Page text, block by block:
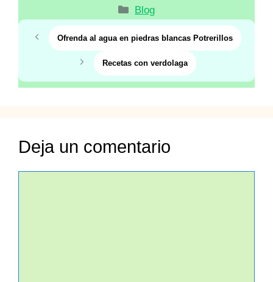
Categorías
Blog
Ofrenda al agua en piedras blancas Potrerillos
Recetas con verdolaga
Deja un comentario